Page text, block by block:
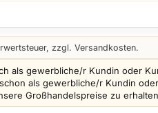
zzgl. Versandkosten.
als gewerbliche/r Kundin oder
als gewerbliche/r Kundin
Großhandelspreise zu